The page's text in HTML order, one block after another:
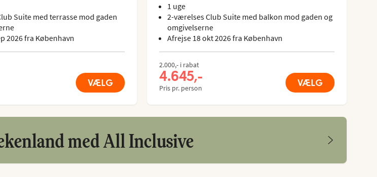
Suite med terrasse mod gaden
2026 fra København
VÆLG
1 uge
2-værelses Club Suite med balkon mod gaden og
omgivelserne
Afrejse 18 okt 2026 fra København
2.000,- i rabat
4.645,-
Pris pr. person VÆLG
med All Inclusive